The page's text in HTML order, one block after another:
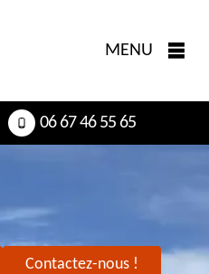
MENU
06 67 46 55 65
Contactez-nous !